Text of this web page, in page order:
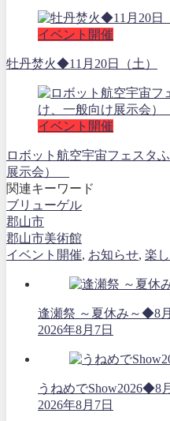
イベント開催
牡丹焚火◆11月20日（土）
イベント開催
ロボット航空宇宙フェスタ
展示会）
関連キーワード
ブリューゲル
郡山市
郡山市美術館
イベント開催, お知らせ, 楽
逢瀬祭 ～夏休み～◆8
2026年8月7日
うねめでShow2026◆8
2026年8月7日